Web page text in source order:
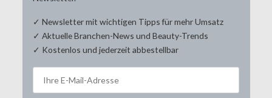
✓ Newsletter mit wichtigen Tipps für mehr Umsatz
✓ Aktuelle Branchen-News und Beauty-Trends
✓ Kostenlos und jederzeit abbestellbar